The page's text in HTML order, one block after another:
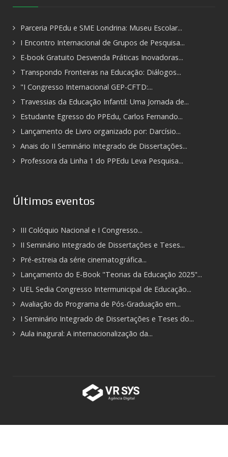
Parceria PPEdu e SME Londrina: Museu Escolar...
I Encontro Internacional de Grupos de Pesquisa...
E-book Gratuito Desvenda Práticas Inovadoras...
Transpondo Fronteiras na Educação: Diálogos...
"I Congresso Internacional GEP-CFTD:...
Travessias da Educação Infantil: Uma Jornada de...
Estudante Egresso do PPEdu, Carlos Fernando...
Lançamento de Livro organizado por: Darcísio...
Anais do II Seminário Integrado de Dissertações...
Professora da Linha 1 do PPEdu Leva Pesquisa...
Últimos eventos
III Colóquio Nacional e I Congresso...
II Seminário Integrado de Dissertações e Teses...
Pré-estreia da série cinematográfica...
Lançamento do E-Book "Teorias da Educação 2025"...
UEL Sedia Congresso Intermunicipal de Educação...
Avaliação do Programa de Pós-Graduação em...
I Seminário Integrado de Dissertações e Teses do...
Aula inagural: A internacionalização da...